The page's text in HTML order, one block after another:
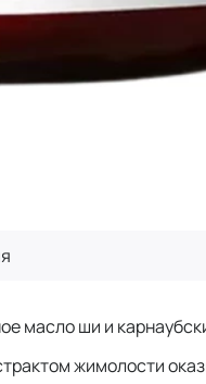
масло ши и
жимолости